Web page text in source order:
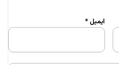
ایمیل*